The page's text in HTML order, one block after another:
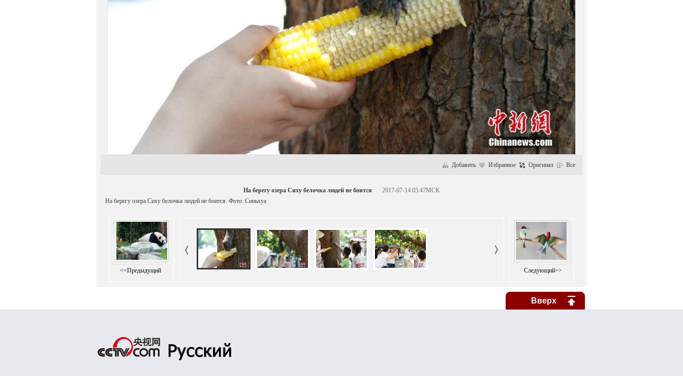
Добавить Избранное Оригинал Все
На берегу озера Сиху белочка людей не боится
2017-07-14 05:47МСК
На берегу озера Сиху белочка людей не боится. Фото: Синьхуа
<<Предыдущий Следующий>>
Вверх